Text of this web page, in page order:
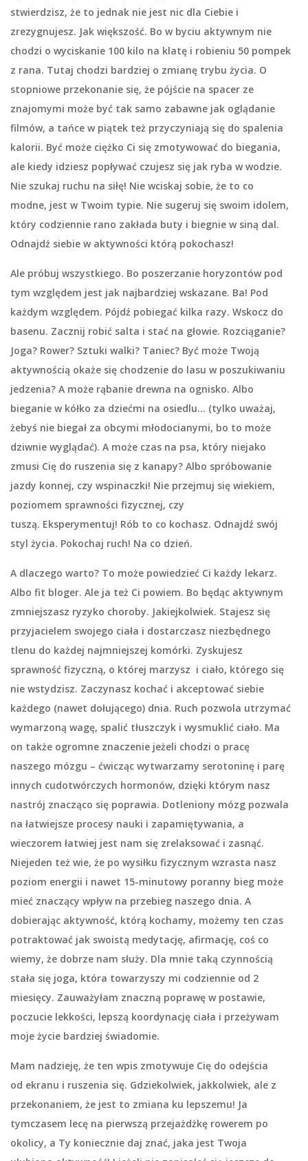
stwierdzisz, że to jednak nie jest nic dla Ciebie i
zrezygnujesz. Jak większość. Bo w byciu aktywnym nie
chodzi o wyciskanie 100 kilo na klatę i robieniu 50 pompek
z rana. Tutaj chodzi bardziej o zmianę trybu życia. O
stopniowe przekonanie się, że pójście na spacer ze
znajomymi może być tak samo zabawne jak oglądanie
filmów, a tańce w piątek też przyczyniają się do spalenia
kalorii. Być może ciężko Ci się zmotywować do biegania,
ale kiedy idziesz popływać czujesz się jak ryba w wodzie.
Nie szukaj ruchu na siłę! Nie wciskaj sobie, że to co
modne, jest w Twoim typie. Nie sugeruj się swoim idolem,
który codziennie rano zakłada buty i biegnie w siną dal.
Odnajdź siebie w aktywności którą pokochasz!
Ale próbuj wszystkiego. Bo poszerzanie horyzontów pod
tym względem jest jak najbardziej wskazane. Ba! Pod
każdym względem. Pójdź pobiegać kilka razy. Wskocz do
basenu. Zacznij robić salta i stać na głowie. Rozciąganie?
Joga? Rower? Sztuki walki? Taniec? Być może Twoją
aktywnością okaże się chodzenie do lasu w poszukiwaniu
jedzenia? A może rąbanie drewna na ognisko. Albo
bieganie w kółko za dziećmi na osiedlu… (tylko uważaj,
żebyś nie biegał za obcymi młodocianymi, bo to może
dziwnie wyglądać). A może czas na psa, który niejako
zmusi Cię do ruszenia się z kanapy? Albo spróbowanie
jazdy konnej, czy wspinaczki! Nie przejmuj się wiekiem,
poziomem sprawności fizycznej, czy
tuszą. Eksperymentuj! Rób to co kochasz. Odnajdź swój
styl życia. Pokochaj ruch! Na co dzień.
A dlaczego warto? To może powiedzieć Ci każdy lekarz.
Albo fit bloger. Ale ja też Ci powiem. Bo będąc aktywnym
zmniejszasz ryzyko choroby. Jakiejkolwiek. Stajesz się
przyjacielem swojego ciała i dostarczasz niezbędnego
tlenu do każdej najmniejszej komórki. Zyskujesz
sprawność fizyczną, o której marzysz i ciało, którego się
nie wstydzisz. Zaczynasz kochać i akceptować siebie
każdego (nawet dołującego) dnia. Ruch pozwola utrzymać
wymarzoną wagę, spalić tłuszczyk i wysmuklić ciało. Ma
on także ogromne znaczenie jeżeli chodzi o pracę
naszego mózgu – ćwicząc wytwarzamy serotoninę i parę
innych cudotwórczych hormonów, dzięki którym nasz
nastrój znacząco się poprawia. Dotleniony mózg pozwala
na łatwiejsze procesy nauki i zapamiętywania, a
wieczorem łatwiej jest nam się zrelaksować i zasnąć.
Niejeden też wie, że po wysiłku fizycznym wzrasta nasz
poziom energii i nawet 15-minutowy poranny bieg może
mieć znaczący wpływ na przebieg naszego dnia. A
dobierając aktywność, którą kochamy, możemy ten czas
potraktować jak swoistą medytację, afirmację, coś co
wiemy, że dobrze nam służy. Dla mnie taką czynnością
stała się joga, która towarzyszy mi codziennie od 2
miesięcy. Zauważyłam znaczną poprawę w postawie,
poczucie lekkości, lepszą koordynację ciała i przeżywam
moje życie bardziej świadomie.
Mam nadzieję, że ten wpis zmotywuje Cię do odejścia
od ekranu i ruszenia się. Gdziekolwiek, jakkolwiek, ale z
przekonaniem, że jest to zmiana ku lepszemu! Ja
tymczasem lecę na pierwszą przejażdżkę rowerem po
okolicy, a Ty koniecznie daj znać, jaka jest Twoja